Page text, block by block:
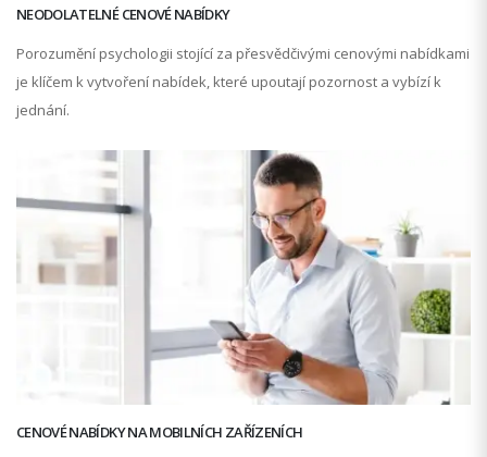
NEODOLATELNÉ CENOVÉ NABÍDKY
Porozumění psychologii stojící za přesvědčivými cenovými nabídkami
je klíčem k vytvoření nabídek, které upoutají pozornost a vybízí k
jednání.
CENOVÉ NABÍDKY NA MOBILNÍCH ZAŘÍZENÍCH